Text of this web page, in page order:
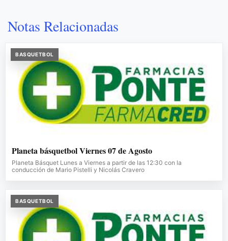
Notas Relacionadas
BASQUETBOL
Planeta básquetbol Viernes 07 de Agosto
Planeta Básquet Lunes a Viernes a partir de las 12:30 con la
conducción de Mario Pistelli y Nicolás Cravero
BASQUETBOL